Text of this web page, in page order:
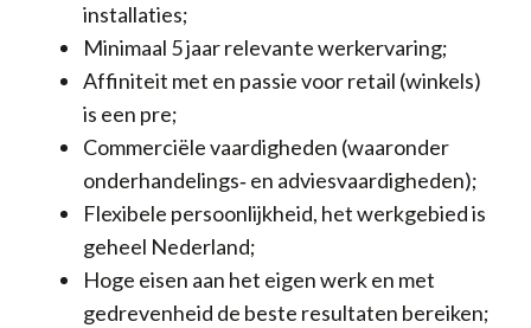
installaties;
Minimaal 5 jaar relevante werkervaring;
Affiniteit met en passie voor retail (winkels)
is een pre;
Commerciële vaardigheden (waaronder
onderhandelings‐ en adviesvaardigheden);
Flexibele persoonlijkheid, het werkgebied is
geheel Nederland;
Hoge eisen aan het eigen werk en met
gedrevenheid de beste resultaten bereiken;